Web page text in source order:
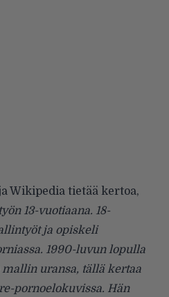
Wikipedia tietää kertoa,
13-vuotiaana. 18-
ja opiskeli
1990-luvun lopulla
uransa, tällä kertaa
pornoelokuvissa. Hän